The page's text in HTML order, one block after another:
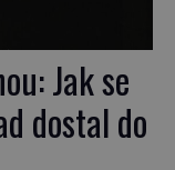
Jak se
dostal do